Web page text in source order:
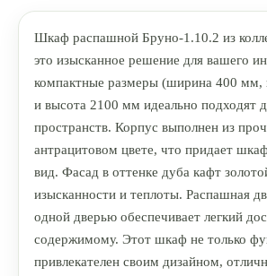
Шкаф распашной Бруно-1.10.2 из
это изысканное решение для вашего
компактные размеры (ширина 400 мм,
и высота 2100 мм идеально подходят
пространств. Корпус выполнен из
антрацитовом цвете, что придает
вид. Фасад в оттенке дуба кафт
изысканности и теплоты. Распашная
одной дверью обеспечивает легкий
содержимому. Этот шкаф не только
привлекателен своим дизайном,